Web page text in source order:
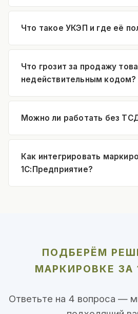
Что такое УКЭП и где её
Что грозит за продажу
недействительным кодом?
Можно ли работать без
Как интегрировать
1С:Предприятие?
ПОДБЕРЁМ
МАРКИРОВКЕ ЗА
Ответьте на 4 вопроса —